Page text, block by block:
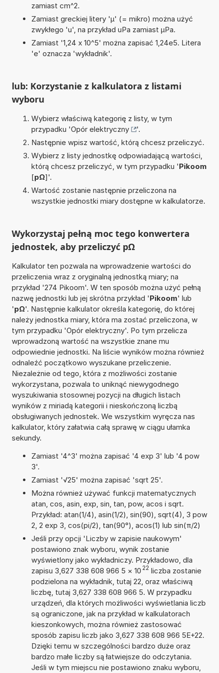
zamiast cm^2.
Zamiast greckiej litery 'µ' (= mikro) można użyć
zwykłego 'u', na przykład uPa zamiast µPa.
Zamiast '1,24 x 10^5' można zapisać 1,24e5. Litera
'e' oznacza 'wykładnik'.
lub: Korzystanie z kalkulatora z listami
wyboru
Wybierz właściwą kategorię z listy, w tym
przypadku 'Opór elektryczny
'.
Następnie wpisz wartość, którą chcesz przeliczyć.
Wybierz z listy jednostkę odpowiadającą wartości,
którą chcesz przeliczyć, w tym przypadku 'Pikoom
[pΩ]'.
Wartość zostanie następnie przeliczona na
wszystkie jednostki miary dostępne w kalkulatorze.
Wykorzystaj pełną moc tego konwertera
jednostek, aby przeliczyć pΩ
Kalkulator ten pozwala na wprowadzenie wartości do
przeliczenia wraz z oryginalną jednostką miary; na
przykład '274 Pikoom'. W ten sposób można użyć pełną
nazwę jednostki lub jej skrótna przykład 'Pikoom' lub
'pΩ'. Następnie kalkulator określa kategorię, do której
należy jednostka miary, która ma zostać przeliczona, w
tym przypadku 'Opór elektryczny'. Po tym przelicza
wprowadzoną wartość na wszystkie znane mu
odpowiednie jednostki. Na liście wyników można również
odnaleźć początkowo wyszukane przeliczenie.
Niezależnie od tego, która z możliwości zostanie
wykorzystana, pozwala to uniknąć niewygodnego
wyszukiwania stosownej pozycji na długich listach
wyników z miriadą kategorii i nieskończoną liczbą
obsługiwanych jednostek. We wszystkim wyręcza nas
kalkulator, który załatwia całą sprawę w ciągu ułamka
sekundy.
Zamiast '4^3' można zapisać '4 exp 3' lub '4 pow
3'.
Zamiast '√25' można zapisać 'sqrt 25'.
Można również używać funkcji matematycznych
atan, cos, asin, exp, sin, tan, pow, acos i sqrt.
Przykład: atan(1/4), asin(1/2), sin(90), sqrt(4), 3 pow
2, 2 exp 3, cos(pi/2), tan(90°), acos(1) lub sin(π/2)
Jeśli przy opcji 'Liczby w zapisie naukowym'
postawiono znak wyboru, wynik zostanie
wyświetlony jako wykładniczy. Przykładowo, dla
zapisu 3,627 338 608 966 5 × 10 22 liczba zostanie
podzielona na wykładnik, tutaj 22, oraz właściwą
liczbę, tutaj 3,627 338 608 966 5. W przypadku
urządzeń, dla których możliwości wyświetlania liczb
są ograniczone, jak na przykład w kalkulatorach
kieszonkowych, można również zastosować
sposób zapisu liczb jako 3,627 338 608 966 5E+22.
Dzięki temu w szczególności bardzo duże oraz
bardzo małe liczby są łatwiejsze do odczytania.
Jeśli w tym miejscu nie postawiono znaku wyboru,